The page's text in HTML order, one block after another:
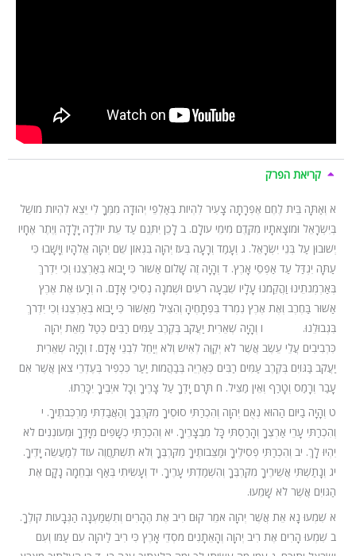
קריאת הפרק
א וְאַתָּה בֵּית לֶחֶם אֶפְרָתָה צָעִיר לִהְיוֹת בְּאַלְפֵי יְהוּדָה מִמְּךָ לִי יֵצֵא לִהְיוֹת מוֹשֵׁל
בְּיִשְׂרָאֵל וּמוֹצָאֹתָיו מִקֶּדֶם מִימֵי עוֹלָם. ב לָכֵן יִתְּנֵם עַד עֵת יוֹלֵדָה יָלָדָה וְיֶתֶר אֶחָיו
יְשׁוּבוּן עַל בְּנֵי יִשְׂרָאֵל. ג וְעָמַד וְרָעָה בְּעֹז יְהוָה בִּגְאוֹן שֵׁם יְהוָה אֱלֹהָיו וְיָשָׁבוּ כִּי
עַתָּה יִגְדַּל עַד אַפְסֵי אָרֶץ. ד וְהָיָה זֶה שָׁלוֹם אַשּׁוּר כִּי יָבוֹא בְאַרְצֵנוּ וְכִי יִדְרֹךְ
בְּאַרְמְנֹתֵינוּ וַהֲקֵמֹנוּ עָלָיו שִׁבְעָה רֹעִים וּשְׁמֹנָה נְסִיכֵי אָדָם. ה וְרָעוּ אֶת אֶרֶץ
אַשּׁוּר בַּחֶרֶב וְאֶת אֶרֶץ נִמְרֹד בִּפְתָחֶיהָ וְהִצִּיל מֵאַשּׁוּר כִּי יָבוֹא בְאַרְצֵנוּ וְכִי יִדְרֹךְ
בִּגְבוּלֵנוּ. ו וְהָיָה שְׁאֵרִית יַעֲקֹב בְּקֶרֶב עַמִּים רַבִּים כְּטַל מֵאֵת יְהוָה
כִּרְבִיבִים עֲלֵי עֵשֶׂב אֲשֶׁר לֹא יְקַוֶּה לְאִישׁ וְלֹא יְיַחֵל לִבְנֵי אָדָם. ז וְהָיָה שְׁאֵרִית
יַעֲקֹב בַּגּוֹיִם בְּקֶרֶב עַמִּים רַבִּים כְּאַרְיֵה בְּבַהֲמוֹת יַעַר כִּכְפִיר בְּעֶדְרֵי צֹאן אֲשֶׁר אִם
עָבַר וְרָמַס וְטָרַף וְאֵין מַצִּיל. ח תָּרֹם יָדְךָ עַל צָרֶיךָ וְכָל אֹיְבֶיךָ יִכָּרֵתוּ.
ט וְהָיָה בַיּוֹם הַהוּא נְאֻם יְהוָה וְהִכְרַתִּי סוּסֶיךָ מִקִּרְבֶּךָ וְהַאֲבַדְתִּי מַרְכְּבֹתֶיךָ. י
וְהִכְרַתִּי עָרֵי אַרְצֶךָ וְהָרַסְתִּי כָּל מִבְצָרֶיךָ. יא וְהִכְרַתִּי כְשָׁפִים מִיָּדֶךָ וּמְעוֹנְנִים לֹא
יִהְיוּ לָךְ. יב וְהִכְרַתִּי פְסִילֶיךָ וּמַצֵּבוֹתֶיךָ מִקִּרְבֶּךָ וְלֹא תִשְׁתַּחֲוֶה עוֹד לְמַעֲשֵׂה יָדֶיךָ.
יג וְנָתַשְׁתִּי אֲשֵׁירֶיךָ מִקִּרְבֶּךָ וְהִשְׁמַדְתִּי עָרֶיךָ. יד וְעָשִׂיתִי בְּאַף וּבְחֵמָה נָקָם אֶת
הַגּוֹיִם אֲשֶׁר לֹא שָׁמֵעוּ.
א שִׁמְעוּ נָא אֵת אֲשֶׁר יְהוָה אֹמֵר קוּם רִיב אֶת הֶהָרִים וְתִשְׁמַעְנָה הַגְּבָעוֹת קוֹלֶךָ.
ב שִׁמְעוּ הָרִים אֶת רִיב יְהוָה וְהָאֵתָנִים מֹסְדֵי אָרֶץ כִּי רִיב לַיהוָה עִם עַמּוֹ וְעִם